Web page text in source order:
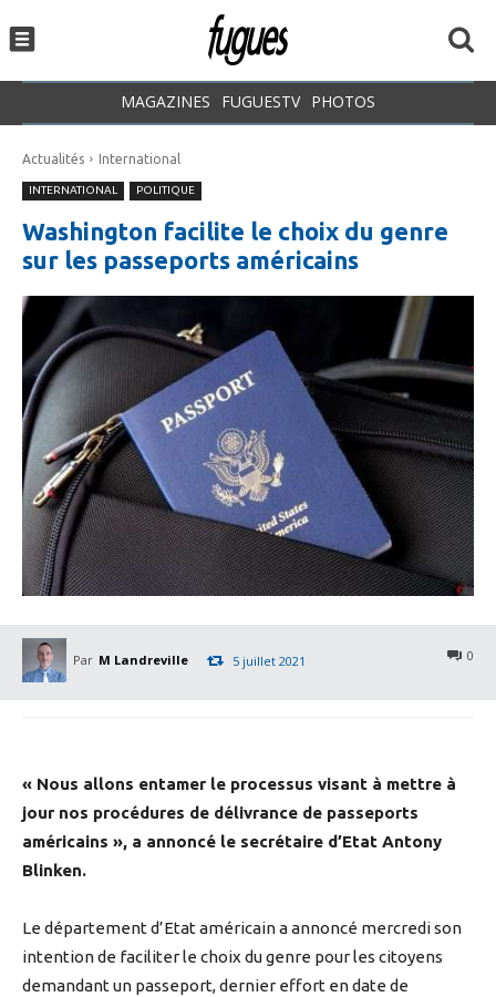
MAGAZINES FUGUESTV PHOTOS
Actualités International
INTERNATIONAL POLITIQUE
Washington facilite le choix du genre
sur les passeports américains
Par M Landreville 0
5 juillet 2021
« Nous allons entamer le processus visant à mettre à
jour nos procédures de délivrance de passeports
américains », a annoncé le secrétaire d’Etat Antony
Blinken.
Le département d’Etat américain a annoncé mercredi son
intention de faciliter le choix du genre pour les citoyens
demandant un passeport, dernier effort en date de